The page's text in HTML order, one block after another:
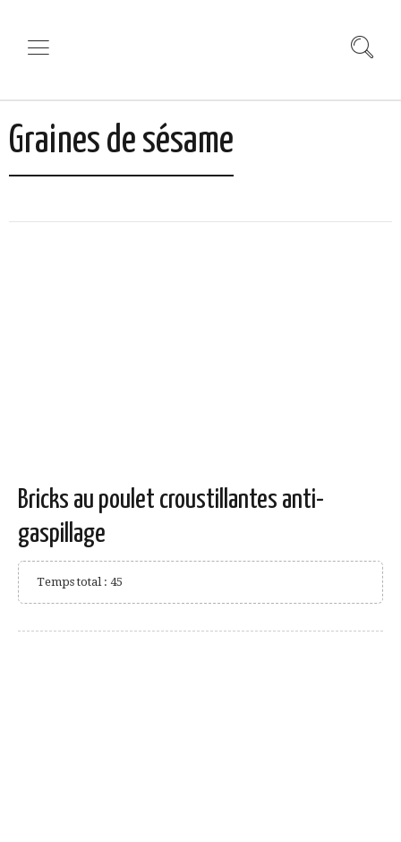
Graines de sésame
Bricks au poulet croustillantes anti-
gaspillage
Temps total : 45